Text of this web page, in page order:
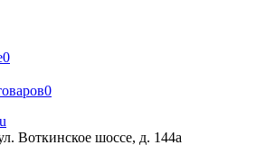
0
0
Воткинское шоссе, д. 144а